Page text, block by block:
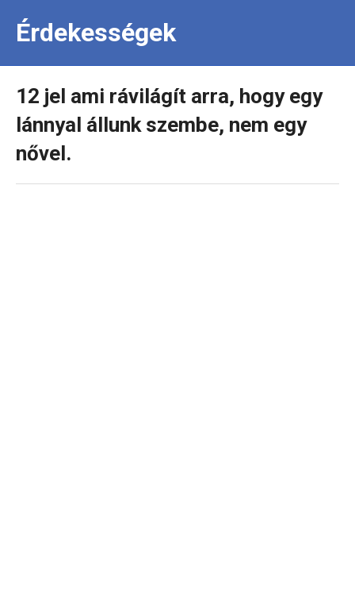
Érdekességek
12 jel ami rávilágít arra, hogy egy
lánnyal állunk szembe, nem egy
nővel.